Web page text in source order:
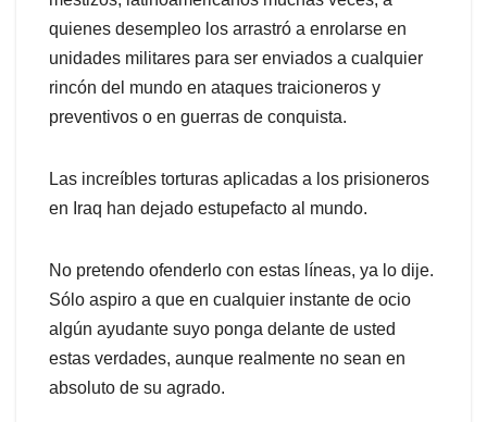
quienes desempleo los arrastró a enrolarse en
unidades militares para ser enviados a cualquier
rincón del mundo en ataques traicioneros y
preventivos o en guerras de conquista.
Las increíbles torturas aplicadas a los prisioneros
en Iraq han dejado estupefacto al mundo.
No pretendo ofenderlo con estas líneas, ya lo dije.
Sólo aspiro a que en cualquier instante de ocio
algún ayudante suyo ponga delante de usted
estas verdades, aunque realmente no sean en
absoluto de su agrado.